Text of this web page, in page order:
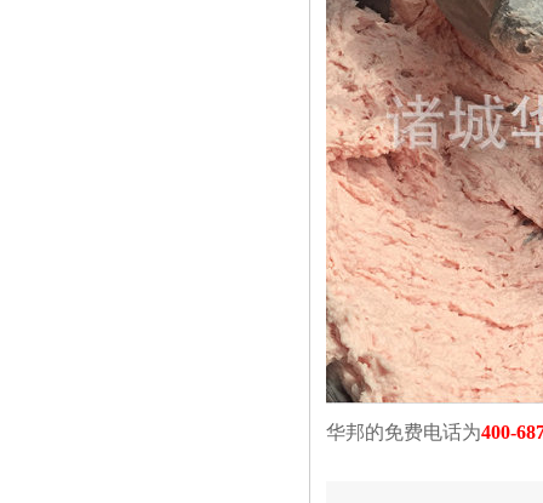
华邦的免费电话为400-